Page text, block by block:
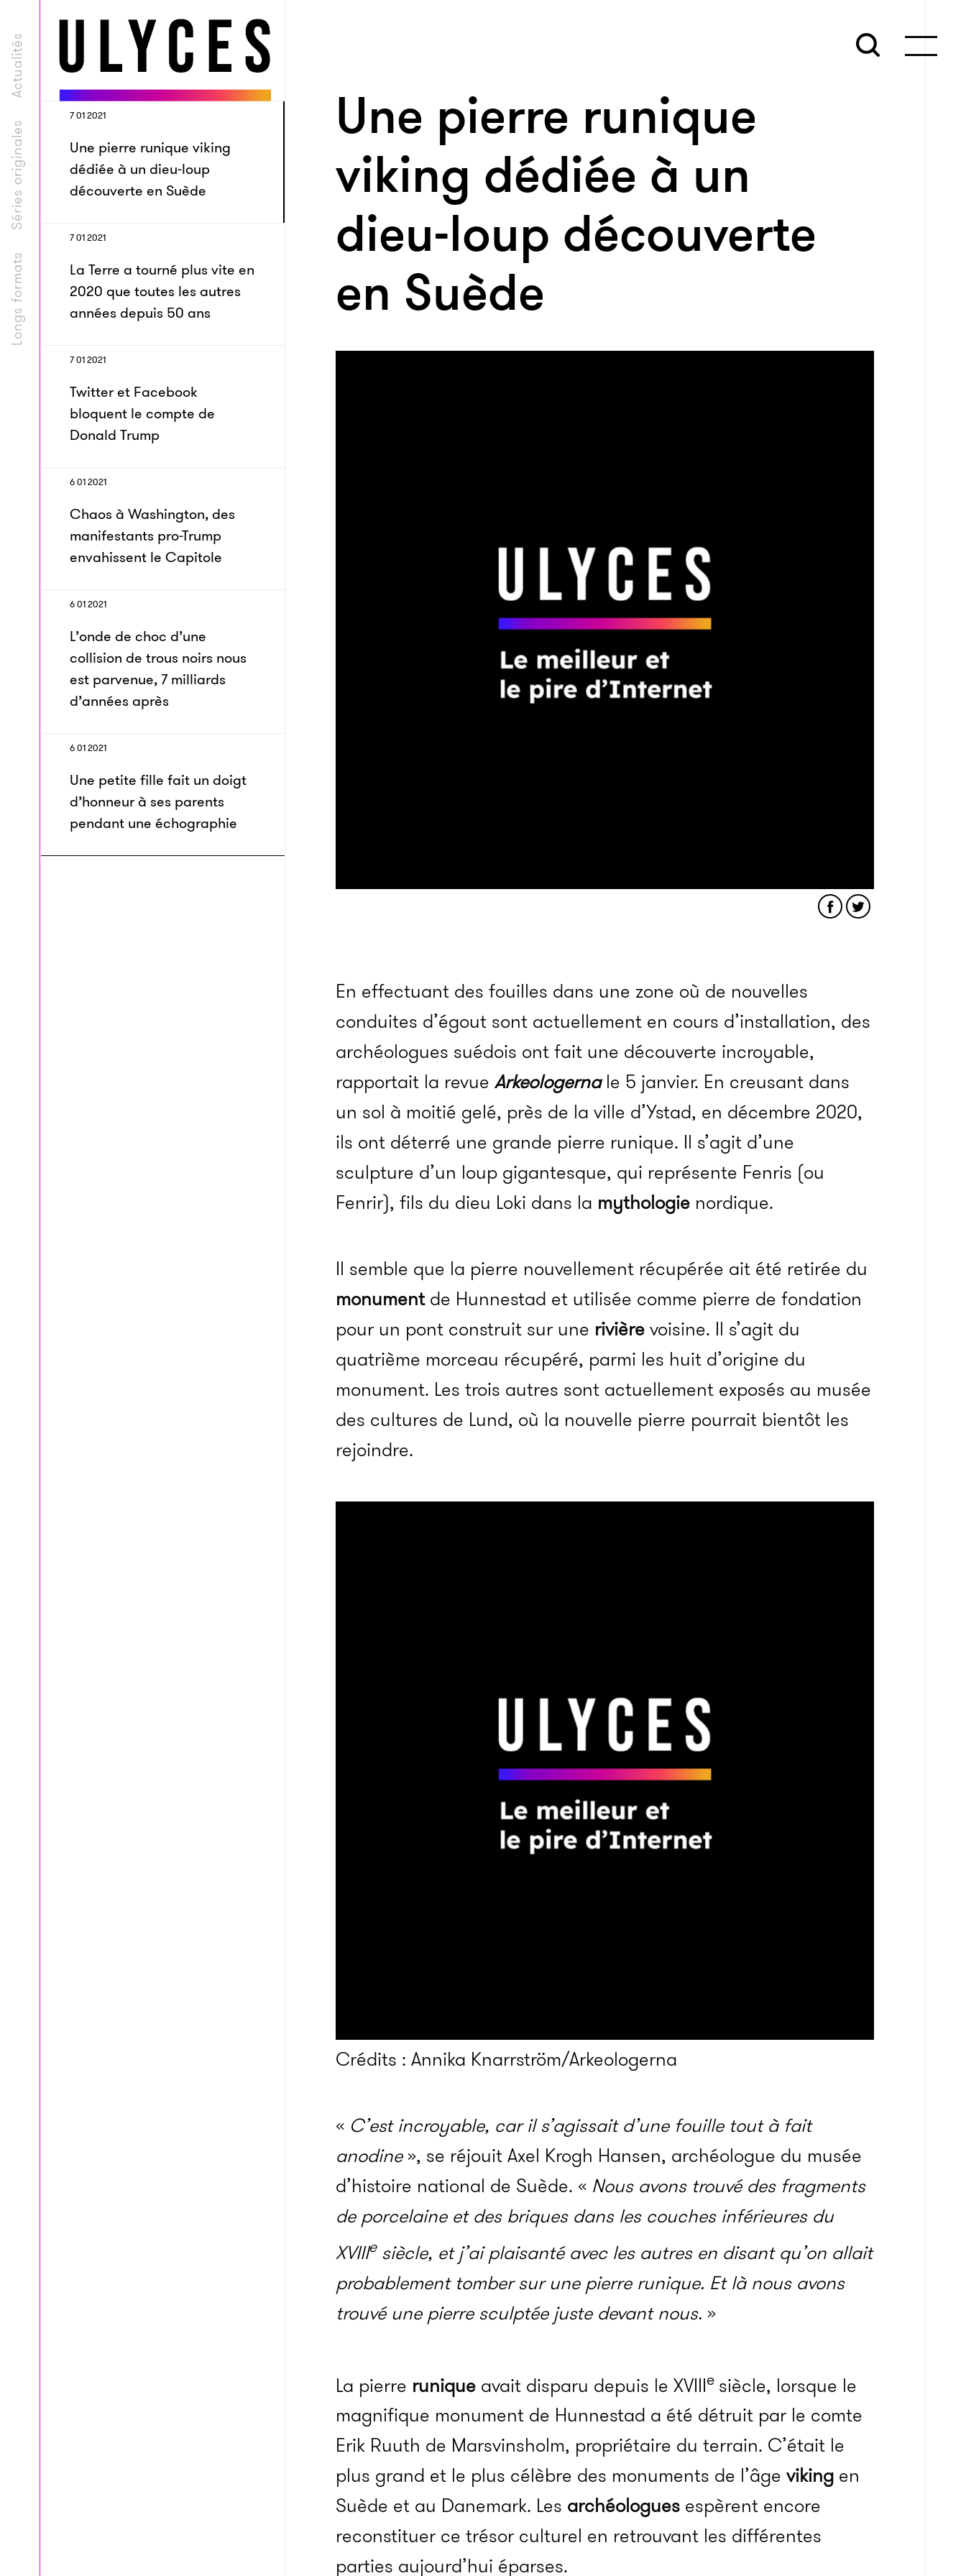
Longs formats
Séries originales
Actualités
7 01 2021
Une pierre runique viking
dédiée à un dieu-loup
découverte en Suède
7 01 2021
La Terre a tourné plus vite en
2020 que toutes les autres
années depuis 50 ans
7 01 2021
Twitter et Facebook
bloquent le compte de
Donald Trump
6 01 2021
Chaos à Washington, des
manifestants pro-Trump
envahissent le Capitole
6 01 2021
L’onde de choc d’une
collision de trous noirs nous
est parvenue, 7 milliards
d’années après
6 01 2021
Une petite fille fait un doigt
d’honneur à ses parents
pendant une échographie
Une pierre runique
viking dédiée à un
dieu-loup découverte
en Suède
En effectuant des fouilles dans une zone où de nouvelles
conduites d’égout sont actuellement en cours d’installation, des
archéologues suédois ont fait une découverte incroyable,
rapportait la revue Arkeologerna le 5 janvier. En creusant dans
un sol à moitié gelé, près de la ville d’Ystad, en décembre 2020,
ils ont déterré une grande pierre runique. Il s’agit d’une
sculpture d’un loup gigantesque, qui représente Fenris (ou
Fenrir), fils du dieu Loki dans la mythologie nordique.
Il semble que la pierre nouvellement récupérée ait été retirée du
monumentde Hunnestad et utilisée comme pierre de fondation
pour un pont construit sur une rivièrevoisine. Il s’agit du
quatrième morceau récupéré, parmi les huit d’origine du
monument. Les trois autres sont actuellement exposés au musée
des cultures de Lund, où la nouvelle pierre pourrait bientôt les
rejoindre.
Crédits : Annika Knarrström/Arkeologerna
« C’est incroyable, car il s’agissait d’une fouille tout à fait
anodine», se réjouit Axel Krogh Hansen, archéologue du musée
d’histoire national de Suède. « Nous avons trouvé des fragments
de porcelaine et des briques dans les couches inférieures du
XVIIIesiècle, et j’ai plaisanté avec les autres en disant qu’on allait
probablement tomber sur une pierre runique. Et là nous avons
trouvé une pierre sculptée juste devant nous. »
La pierre runique avait disparu depuis le XVIIIe siècle, lorsque le
magnifique monument de Hunnestad a été détruit par le comte
Erik Ruuth de Marsvinsholm, propriétaire du terrain. C’était le
plus grand et le plus célèbre des monuments de l’âge viking en
Suède et au Danemark. Les archéologues espèrent encore
reconstituer ce trésor culturel en retrouvant les différentes
parties aujourd’hui éparses.